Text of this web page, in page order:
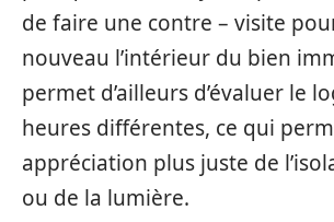
de faire une contre – visite
nouveau l’intérieur du bien
permet d’ailleurs d’évaluer le
heures différentes, ce qui
appréciation plus juste de
ou de la lumière.